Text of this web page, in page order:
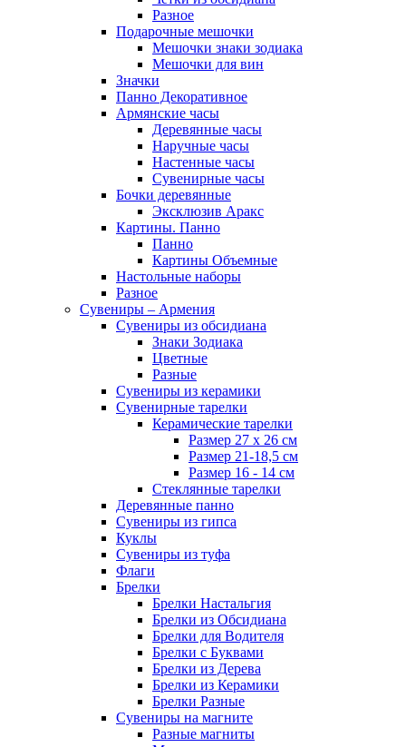
Разное
Подарочные мешочки
Мешочки знаки зодиака
Мешочки для вин
Значки
Панно Декоративное
Армянские часы
Деревянные часы
Наручные часы
Настенные часы
Сувенирные часы
Бочки деревянные
Эксклюзив Аракс
Картины. Панно
Панно
Картины Объемные
Настольные наборы
Разное
Сувениры – Армения
Сувениры из обсидиана
Знаки Зодиака
Цветные
Разные
Сувениры из керамики
Сувенирные тарелки
Керамические тарелки
Размер 27 х 26 см
Размер 21-18,5 см
Размер 16 - 14 см
Стеклянные тарелки
Деревянные панно
Сувениры из гипса
Куклы
Сувениры из туфа
Флаги
Брелки
Брелки Настальгия
Брелки из Обсидиана
Брелки для Водителя
Брелки с Буквами
Брелки из Дерева
Брелки из Керамики
Брелки Разные
Сувениры на магните
Разные магниты